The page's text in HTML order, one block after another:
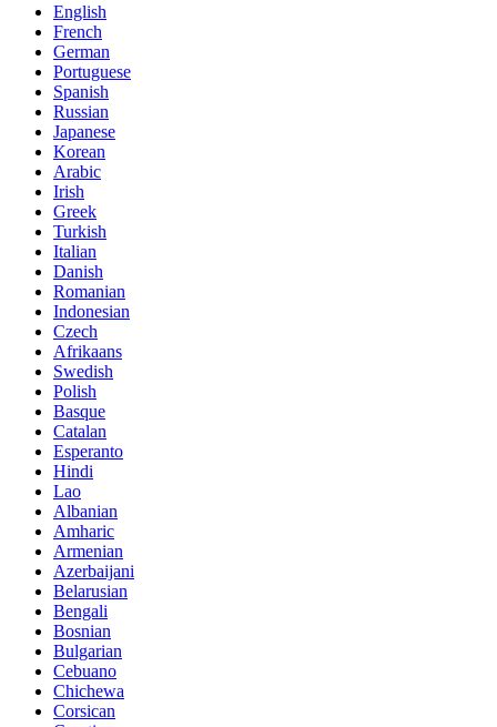
English
French
German
Portuguese
Spanish
Russian
Japanese
Korean
Arabic
Irish
Greek
Turkish
Italian
Danish
Romanian
Indonesian
Czech
Afrikaans
Swedish
Polish
Basque
Catalan
Esperanto
Hindi
Lao
Albanian
Amharic
Armenian
Azerbaijani
Belarusian
Bengali
Bosnian
Bulgarian
Cebuano
Chichewa
Corsican